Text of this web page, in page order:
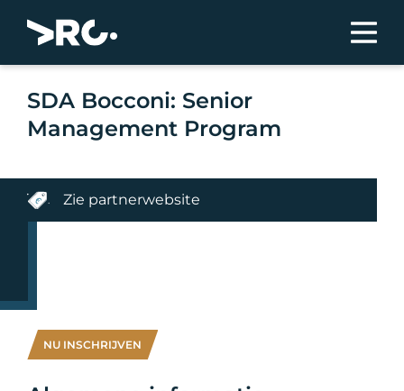
SDA Bocconi: Senior
Management Program
Zie partnerwebsite
NU INSCHRIJVEN